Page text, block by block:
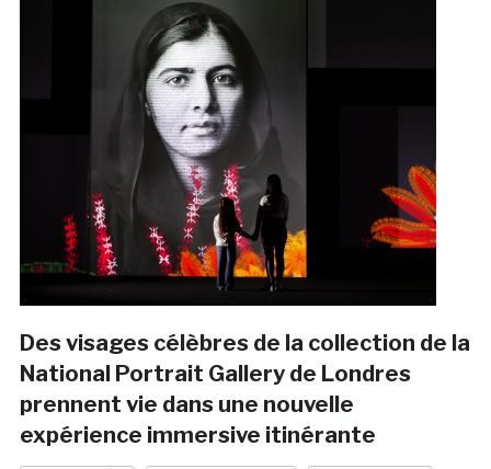
Des visages célèbres de la collection de la
National Portrait Gallery de Londres
prennent vie dans une nouvelle
expérience immersive itinérante